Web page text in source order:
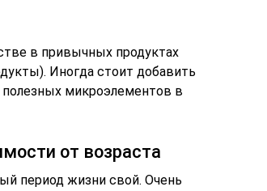
в привычных продуктах
Иногда стоит добавить
микроэлементов в
от возраста
период жизни свой. Очень